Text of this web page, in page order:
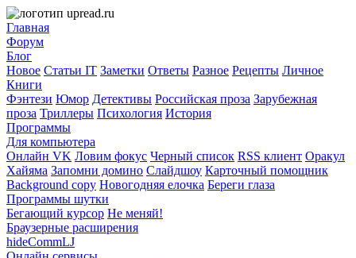
Главная
Форум
Блог
Новое Статьи IT Заметки Ответы Разное Рецепты Личное
Книги
Фэнтези Юмор Детективы Российская проза Зарубежная
проза Триллеры Психология История
Программы
Для компьютера
Онлайн VK Ловим фокус Черный список RSS клиент Оракул
Хайяма Запомни домино Слайдшоу Карточный помощник
Background copy Новогодняя елочка Береги глаза
Программы шутки
Бегающий курсор Не меняй!
Браузерные расширения
hideCommLJ